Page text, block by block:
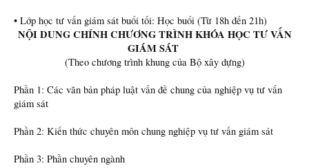
• Lớp học tư vấn giám sát buổi tối: Học buổi (Từ 18h đến 21h)
NỘI DUNG CHÍNH CHƯƠNG TRÌNH KHÓA HỌC TƯ VẤN
GIÁM SÁT
(Theo chương trình khung của Bộ xây dựng)​
Phần 1: Các văn bản pháp luật vấn đề chung của nghiệp vụ tư vấn
giám sát
Phần 2: Kiến thức chuyên môn chung nghiệp vụ tư vấn giám sát
Phần 3: Phần chuyên ngành